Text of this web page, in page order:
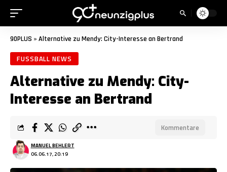
90PLUS » Alternative zu Mendy: City-Interesse an Bertrand
FUSSBALL NEWS
Alternative zu Mendy: City-
Interesse an Bertrand
06.06.17, 20:19
MANUEL BEHLERT
Kommentare